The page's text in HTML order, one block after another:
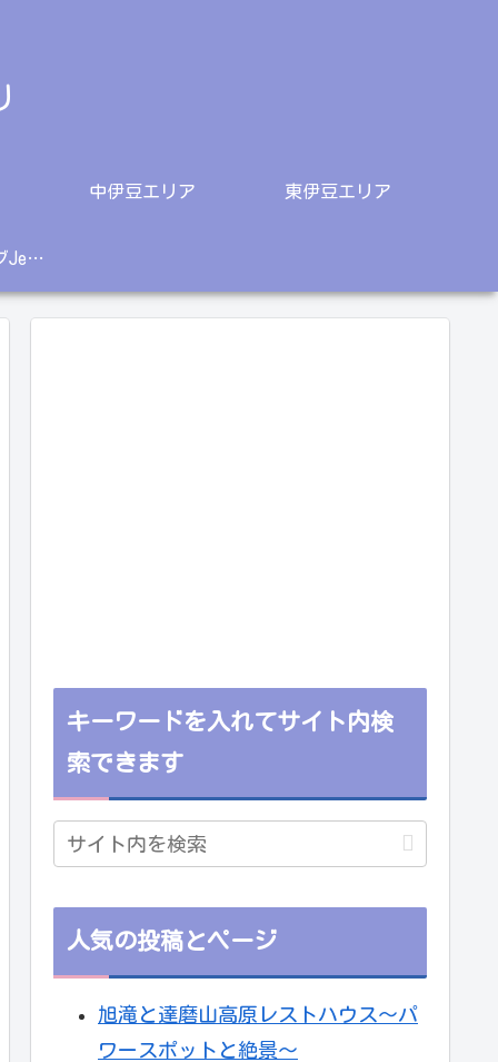
中伊豆エリア 東伊豆エリア
柴犬〇＆チョコラブJethroご紹介
キーワードを入れてサイト内検
索できます
人気の投稿とページ
旭滝と達磨山高原レストハウス～パ
ワースポットと絶景～